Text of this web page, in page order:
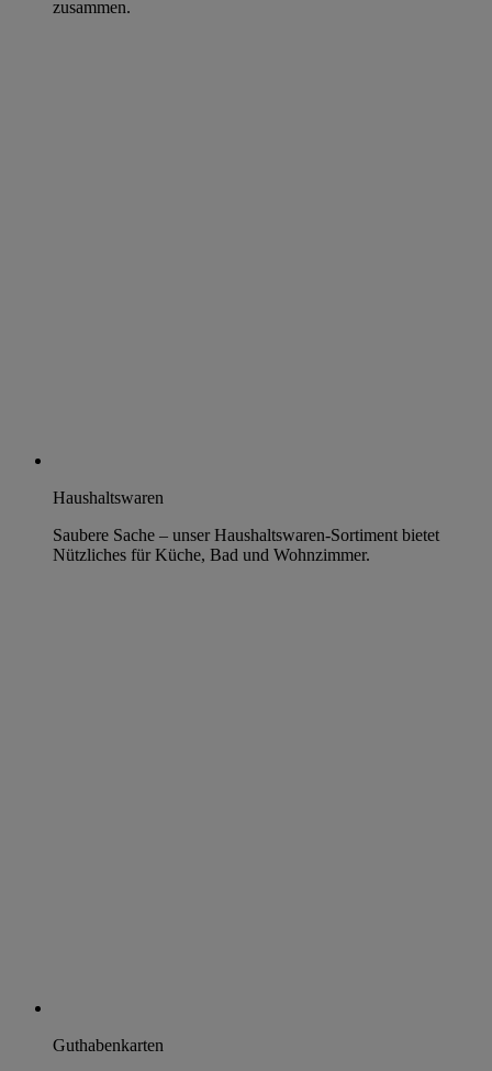
zusammen.
Haushaltswaren
Saubere Sache – unser Haushaltswaren-Sortiment bietet
Nützliches für Küche, Bad und Wohnzimmer.
Guthabenkarten